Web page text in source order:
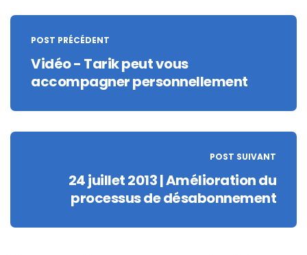
Post
navigation
POST PRÉCÉDENT
Vidéo - Tarik peut vous
accompagner personnellement
POST SUIVANT
24 juillet 2013 | Amélioration du
processus de désabonnement